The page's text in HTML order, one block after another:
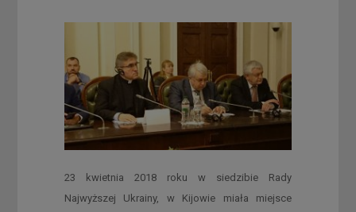
23 kwietnia 2018 roku w siedzibie Rady
Najwyższej Ukrainy, w Kijowie miała miejsce